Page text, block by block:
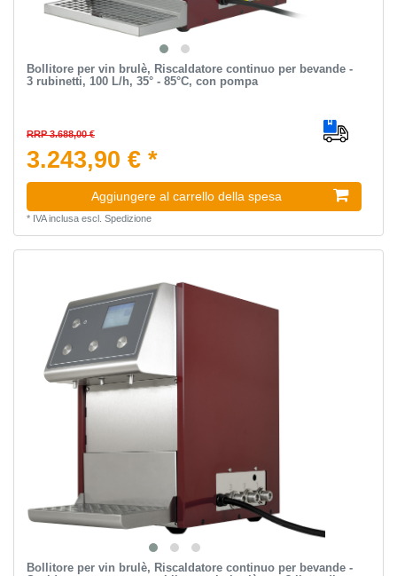
Bollitore per vin brulè, Riscaldatore continuo per bevande -
3 rubinetti, 100 L/h, 35° - 85°C, con pompa
RRP 3.688,00 €
3.243,90 € *
Aggiungere al carrello della spesa
* IVA inclusaescl. Spedizione
Bollitore per vin brulè, Riscaldatore continuo per bevande -